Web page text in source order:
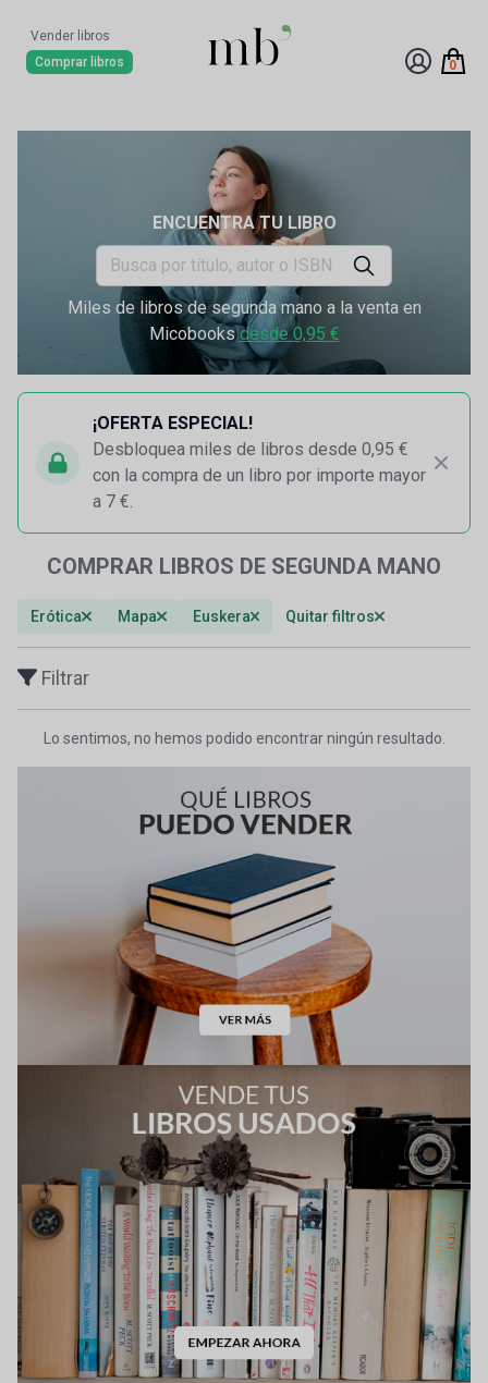
Vender libros
Comprar libros
0
ENCUENTRA TU LIBRO
Miles de libros de segunda mano a la venta en
Micobooksdesde 0,95 €
¡OFERTA ESPECIAL!
Desbloquea miles de libros desde 0,95 €
con la compra de un libro por importe mayor
a 7 €.
COMPRAR LIBROS DE SEGUNDA MANO
Erótica Mapa Euskera Quitar filtros
Filtrar
Lo sentimos, no hemos podido encontrar ningún resultado.